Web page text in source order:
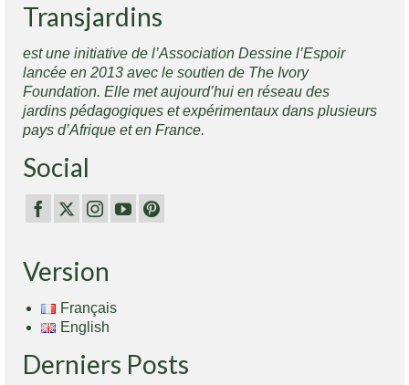
Transjardins
est une initiative de l’Association Dessine l’Espoir
lancée en 2013 avec le soutien de The Ivory
Foundation. Elle met aujourd’hui en réseau des
jardins pédagogiques et expérimentaux dans plusieurs
pays d’Afrique et en France.
Social
Version
Français
English
Derniers Posts